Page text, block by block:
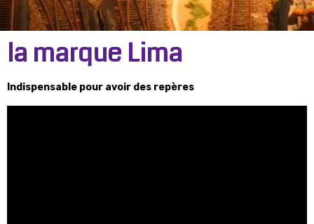
la marque Lima
Indispensable pour avoir des repères